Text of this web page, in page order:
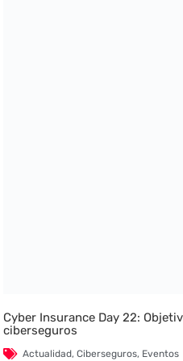
Cyber Insurance Day 22:
ciberseguros
Actualidad,Ciberseguros, Eventos